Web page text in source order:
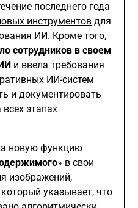
последнего года
инструментов для
ИИ. Кроме того,
сотрудников в своем
и ввела требования
ИИ-систем
и документировать
этапах
новую функцию
» в свои
изображений,
указывает, что